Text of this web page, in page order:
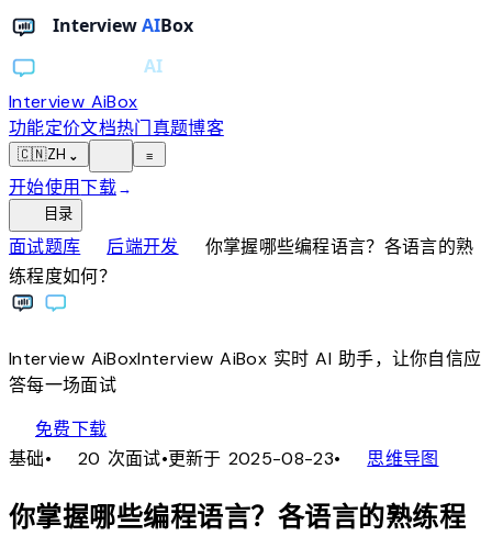
Interview AiBox
功能定价文档热门真题博客
🇨🇳ZH ⌄ ≡
开始使用下载→
目录
面试题库chevron_right后端开发chevron_right
你掌握哪些编程语言？各语言的熟
练程度如何？
Interview AiBoxInterviewAiBox实时 AI 助手，让你自信应
答每一场面试
免费下载
基础• 20 次面试•更新于 2025-08-23• account_tree思维导图
你掌握哪些编程语言？各语言的熟练程